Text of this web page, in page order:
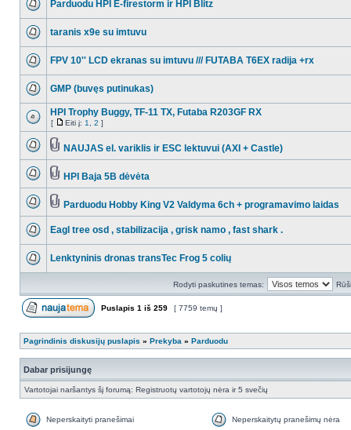
Parduodu HPI E-firestorm ir HPI Blitz
taranis x9e su imtuvu
FPV 10'' LCD ekranas su imtuvu /// FUTABA T6EX radija +rx
GMP (buvęs putinukas)
HPI Trophy Buggy, TF-11 TX, Futaba R203GF RX
[ Eiti į: 1 2 ]
NAUJAS el. variklis ir ESC lektuvui (AXI + Castle)
HPI Baja 5B dėvėta
Parduodu Hobby King V2 Valdyma 6ch + programavimo laidas
Eagl tree osd , stabilizacija , grisk namo , fast shark .
Lenktyninis dronas transTec Frog 5 colių
Rodyti paskutines temas:
Puslapis 1 iš 259 [ 7759 temų ]
Pagrindinis diskusijų puslapis » Prekyba » Parduodu
Dabar prisijungę
Vartotojai naršantys šį forumą: Registruotų vartotojų nėra ir 5 svečių
Neperskaityti pranešimai Neperskaitytų pranešimų nėra